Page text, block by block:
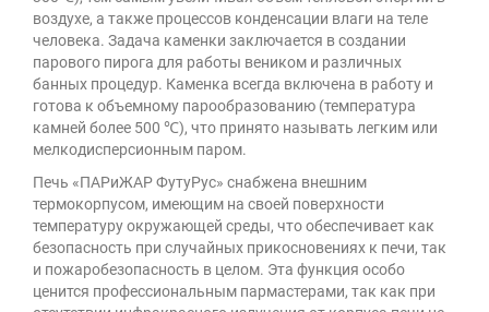
воздухе, а также процессов конденсации влаги на теле
человека. Задача каменки заключается в создании
парового пирога для работы веником и различных
банных процедур. Каменка всегда включена в работу и
готова к объемному парообразованию (температура
камней более 500 ℃), что принято называть легким или
мелкодисперсионным паром.
Печь «ПАРиЖАР ФутуРус» снабжена внешним
термокорпусом, имеющим на своей поверхности
температуру окружающей среды, что обеспечивает как
безопасность при случайных прикосновениях к печи, так
и пожаробезопасность в целом. Эта функция особо
ценится профессиональным пармастерами, так как при